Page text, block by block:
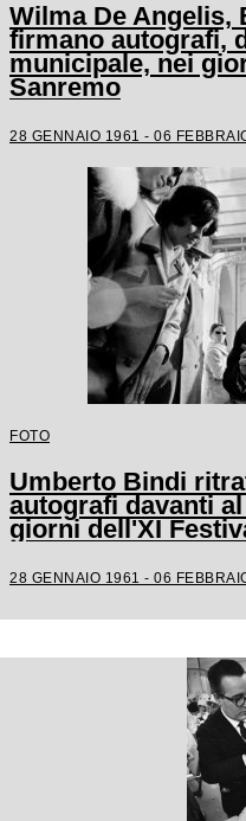
Wilma De Angelis,
firmano autografi,
municipale, nei
Sanremo
28 GENNAIO 1961 - 06
FOTO
Umberto Bindi
autografi davanti
giorni dell'XI
28 GENNAIO 1961 - 06